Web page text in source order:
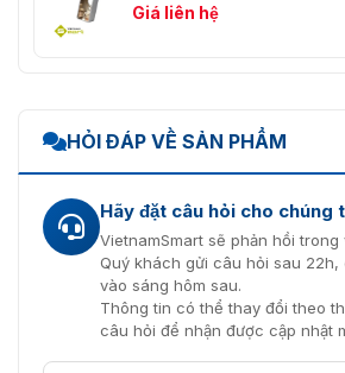
Giá liên hệ
HỎI ĐÁP VỀ SẢN PHẨM
Hãy đặt câu hỏi cho chúng
VietnamSmart sẽ phản hồi trong
Quý khách gửi câu hỏi sau 22h,
vào sáng hôm sau.
Thông tin có thể thay đổi theo
câu hỏi để nhận được cập nhật